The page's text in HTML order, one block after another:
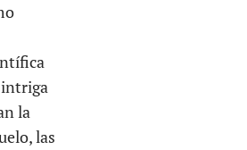
la
las